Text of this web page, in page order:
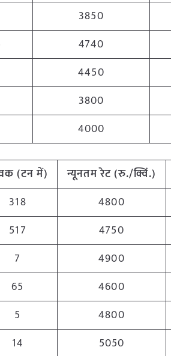
3850
4740
4450
3800
4000
(टन में) न्यूनतमरेट (रु./क्विं.)
318 4800
517 4750
7 4900
65 4600
5 4800
14 5050